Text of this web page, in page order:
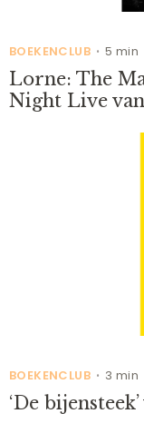
BOEKENCLUB • 5 min
Lorne: The
Night Live
BOEKENCLUB • 3 min
‘De